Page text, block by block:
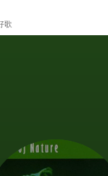
歌